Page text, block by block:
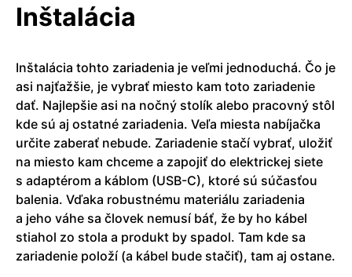
Inštalácia
Inštalácia tohto zariadenia je veľmi jednoduchá. Čo je
asi najťažšie, je vybrať miesto kam toto zariadenie
dať. Najlepšie asi na nočný stolík alebo pracovný stôl
kde sú aj ostatné zariadenia. Veľa miesta nabíjačka
určite zaberať nebude. Zariadenie stačí vybrať, uložiť
na miesto kam chceme a zapojiť do elektrickej siete
s adaptérom a káblom (USB-C), ktoré sú súčasťou
balenia. Vďaka robustnému materiálu zariadenia
a jeho váhe sa človek nemusí báť, že by ho kábel
stiahol zo stola a produkt by spadol. Tam kde sa
zariadenie položí (a kábel bude stačiť), tam aj ostane.